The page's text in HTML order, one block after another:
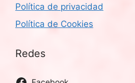
Política de privacidad
Política de Cookies
Redes